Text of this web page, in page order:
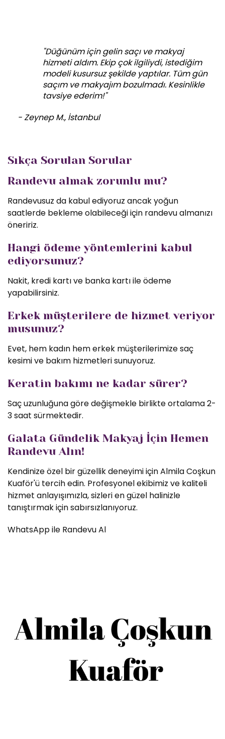
"Düğünüm için gelin saçı ve makyaj
hizmeti aldım. Ekip çok ilgiliydi, istediğim
modeli kusursuz şekilde yaptılar. Tüm gün
saçım ve makyajım bozulmadı. Kesinlikle
tavsiye ederim!"
- Zeynep M., İstanbul
Sıkça Sorulan Sorular
Randevu almak zorunlu mu?
Randevusuz da kabul ediyoruz ancak yoğun
saatlerde bekleme olabileceği için randevu almanızı
öneririz.
Hangi ödeme yöntemlerini kabul
ediyorsunuz?
Nakit, kredi kartı ve banka kartı ile ödeme
yapabilirsiniz.
Erkek müşterilere de hizmet veriyor
musunuz?
Evet, hem kadın hem erkek müşterilerimize saç
kesimi ve bakım hizmetleri sunuyoruz.
Keratin bakımı ne kadar sürer?
Saç uzunluğuna göre değişmekle birlikte ortalama 2-
3 saat sürmektedir.
Galata Gündelik Makyaj İçin Hemen
Randevu Alın!
Kendinize özel bir güzellik deneyimi için Almila Coşkun
Kuaför'ü tercih edin. Profesyonel ekibimiz ve kaliteli
hizmet anlayışımızla, sizleri en güzel halinizle
tanıştırmak için sabırsızlanıyoruz.
WhatsApp ile Randevu Al